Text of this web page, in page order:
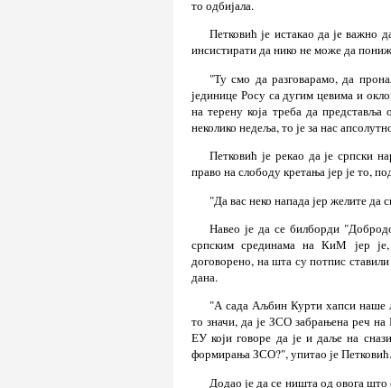
то одбијала.
Петковић је истакао да је важно
инсистирати да нико не може да
"Ту смо да разговарамо, да
јединице Росу са дугим цевима и
на терену која треба да представља
неколико недеља, то је за нас
Петковић је рекао да је српски
право на слободу кретања јер је то,
"Да вас неко напада јер желите да
Навео је да се билборди
српским срединама на КиМ јер
договорено, на шта су потпис
дана.
"А сада Аљбин Курти хапси наше
то значи, да је ЗСО забрањена реч
ЕУ који говоре да је и даље на
формирања ЗСО?", упитао је Петковић.
Додао је да се ништа од овога